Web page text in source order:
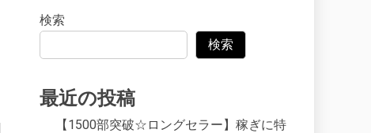
検索
検索
最近の投稿
【1500部突破☆ロングセラー】稼ぎに特